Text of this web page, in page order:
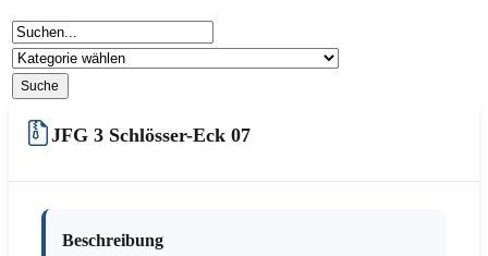
JFG 3 Schlösser-Eck 07
Beschreibung